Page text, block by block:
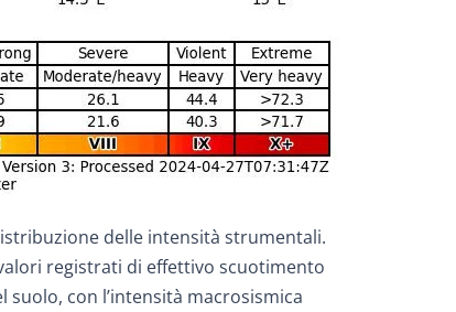
delle intensità strumentali.
registrati di effettivo scuotimento
con l’intensità macrosismica